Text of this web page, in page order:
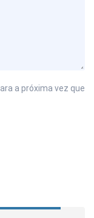
a próxima vez que